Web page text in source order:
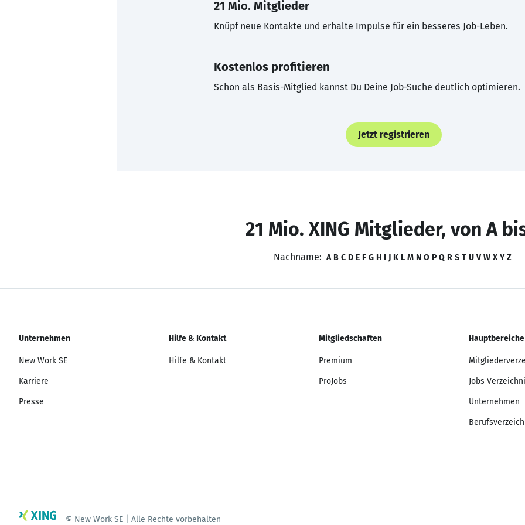
21 Mio. Mitglieder
Knüpf neue Kontakte und erhalte Impulse für ein besseres Job-Leben.
Kostenlos profitieren
Schon als Basis-Mitglied kannst Du Deine Job-Suche deutlich optimieren.
Jetzt registrieren
21 Mio. XING Mitglieder, von A
Nachname: A B C D E F G H I J K L M N O P Q R S T U V W X Y Z
Unternehmen
New Work SE
Karriere
Presse
Hilfe & Kontakt
Hilfe & Kontakt
Mitgliedschaften
Premium
ProJobs
Hauptbereiche
Jobs
Unternehmen
© New Work SE | Alle Rechte vorbehalten